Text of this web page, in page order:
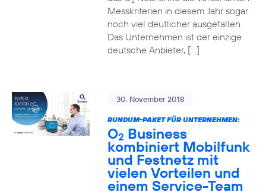
Messkriterien in diesem Jahr sogar
noch viel deutlicher ausgefallen.
Das Unternehmen ist der einzige
deutsche Anbieter, […]
30. November 2018
RUNDUM-PAKET FÜR UNTERNEHMEN:
O2 Business
kombiniert Mobilfunk
und Festnetz mit
vielen Vorteilen und
einem Service-Team